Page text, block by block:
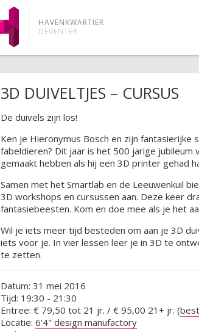
HAVENKWARTIER
DEVENTER
3D DUIVELTJES – CURSUS
De duivels zijn los!
Ken je Hieronymus Bosch en zijn fantasierijke
fabeldieren? Dit jaar is het 500 jarige jubileum
gemaakt hebben als hij een 3D printer gehad
Samen met het Smartlab en de Leeuwenkuil
3D workshops en cursussen aan. Deze keer
fantasiebeesten. Kom en doe mee als je het
Wil je iets meer tijd besteden om aan je 3D
iets voor je. In vier lessen leer je in 3D te
te zetten.
Datum: 31 mei 2016
Tijd: 19:30 - 21:30
Entree: € 79,50 tot 21 jr. / € 95,00 21+ jr. (
Locatie: 6'4" design manufactory